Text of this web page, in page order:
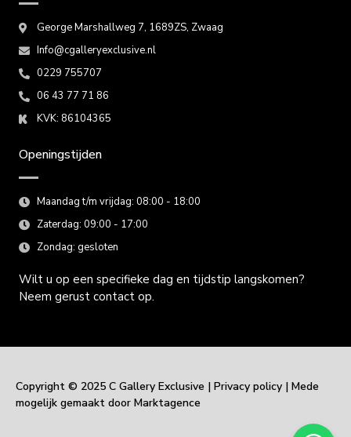
George Marshallweg 7, 1689ZS, Zwaag
Info@cgalleryexclusive.nl
0229 755707
06 43 77 71 86
KVK: 86104365
Openingstijden
Maandag t/m vrijdag: 08:00 - 18:00
Zaterdag: 09:00 - 17:00
Zondag: gesloten
Wilt u op een specifieke dag en tijdstip langskomen?
Neem gerust contact op.
Copyright © 2025 C Gallery Exclusive | Privacy policy | Mede
mogelijk gemaakt door Marktagence